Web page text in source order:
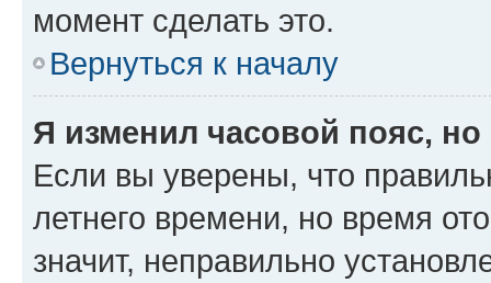
момент сделать это.
Вернуться к началу
Я изменил часовой пояс,
Если вы уверены, что
летнего времени, но время
значит, неправильно